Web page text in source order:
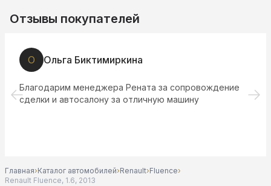
Отзывы покупателей
О Ольга Биктимиркина
Благодарим менеджера Рената за сопровождение
сделки и автосалону за отличную машину
Главная›Каталог автомобилей›Renault›Fluence›
Renault Fluence, 1.6, 2013